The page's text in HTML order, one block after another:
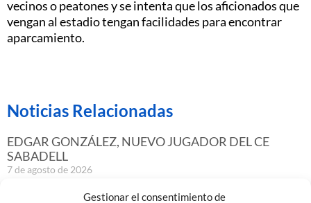
Gestionar el consentimiento de
vecinos o peatones y se intenta que los aficionados que
vengan al estadio tengan facilidades para encontrar
aparcamiento.
Noticias Relacionadas
EDGAR GONZÁLEZ, NUEVO JUGADOR DEL CE
SABADELL
7 de agosto de 2026